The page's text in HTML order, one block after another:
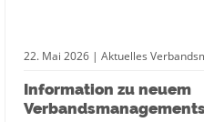
22. Mai 2026 | Aktuelles
Information zu neuem